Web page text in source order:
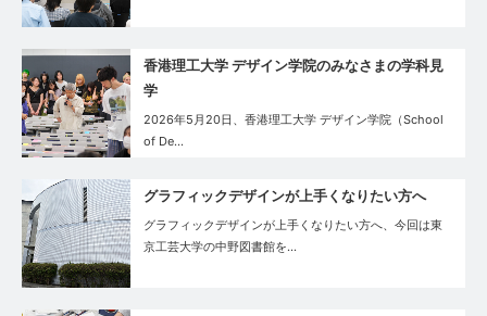
香港理工大学 デザイン学院のみなさまの学科見
学
2026年5月20日、香港理工大学 デザイン学院（School
of De…
グラフィックデザインが上手くなりたい方へ
グラフィックデザインが上手くなりたい方へ、今回は東
京工芸大学の中野図書館を…